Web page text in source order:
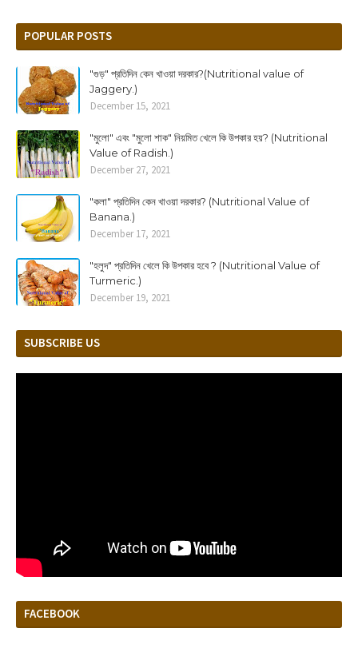
POPULAR POSTS
"গুড়" প্রতিদিন কেন খাওয়া দরকার?(Nutritional value of
Jaggery.)
December 15, 2021
"মুলো" এবং "মুলো শাক" নিয়মিত খেলে কি উপকার হয়? (Nutritional
Value of Radish.)
December 27, 2021
"কলা" প্রতিদিন কেন খাওয়া দরকার? (Nutritional Value of
Banana.)
December 17, 2021
"হলুদ" প্রতিদিন খেলে কি উপকার হবে ? (Nutritional Value of
Turmeric.)
December 19, 2021
SUBSCRIBE US
FACEBOOK